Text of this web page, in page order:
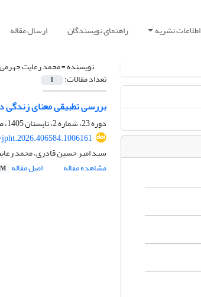
اطلاعات نشریه راهنمای نویسندگان ارسال مقاله
نویسنده =محمد رعایت جهرمی
تعداد مقالات: 1
بررسی تطبیقی معنای زندگی
دوره 23، شماره 2، تابستان 1405، صفحه
سید امیر حسین قادری، محمد
مشاهده مقاله
اصل مقاله